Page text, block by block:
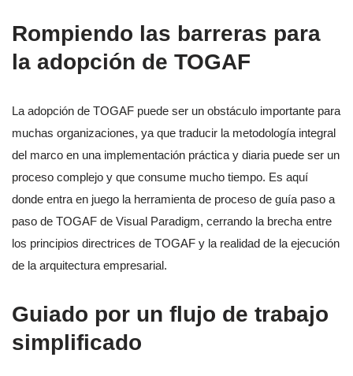
Rompiendo las barreras para
la adopción de TOGAF
La adopción de TOGAF puede ser un obstáculo importante para
muchas organizaciones, ya que traducir la metodología integral
del marco en una implementación práctica y diaria puede ser un
proceso complejo y que consume mucho tiempo. Es aquí
donde entra en juego la herramienta de proceso de guía paso a
paso de TOGAF de Visual Paradigm, cerrando la brecha entre
los principios directrices de TOGAF y la realidad de la ejecución
de la arquitectura empresarial.
Guiado por un flujo de trabajo
simplificado